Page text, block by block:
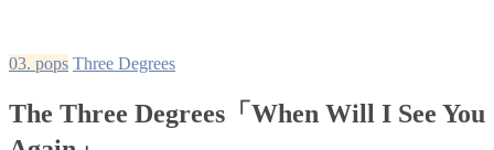
03. pops Three Degrees
The Three Degrees「When Will I See You